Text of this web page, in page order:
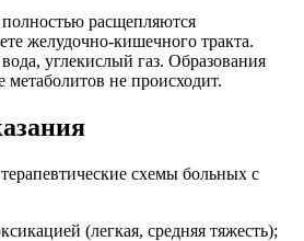
расщепляются
желудочно-кишечного тракта.
углекислый газ. Образования
метаболитов не происходит.
схемы больных с
(легкая, средняя тяжесть);